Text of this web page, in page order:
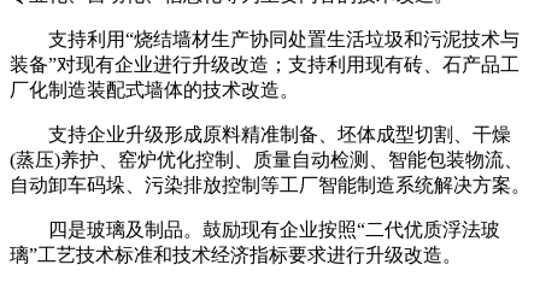
支持利用“烧结墙材生产协同处置生活垃圾和污泥技术与
装备”对现有企业进行升级改造；支持利用现有砖、石产品工
厂化制造装配式墙体的技术改造。
支持企业升级形成原料精准制备、坯体成型切割、干燥
(蒸压)养护、窑炉优化控制、质量自动检测、智能包装物流、
自动卸车码垛、污染排放控制等工厂智能制造系统解决方案。
四是玻璃及制品。鼓励现有企业按照“二代优质浮法玻
璃”工艺技术标准和技术经济指标要求进行升级改造。